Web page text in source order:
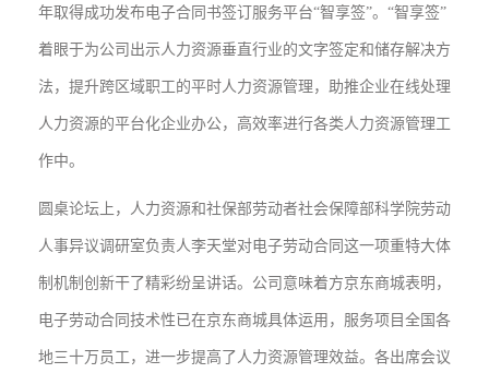
年取得成功发布电子合同书签订服务平台“智享签”。“智享签”
着眼于为公司出示人力资源垂直行业的文字签定和储存解决方
法，提升跨区域职工的平时人力资源管理，助推企业在线处理
人力资源的平台化企业办公，高效率进行各类人力资源管理工
作中。
圆桌论坛上，人力资源和社保部劳动者社会保障部科学院劳动
人事异议调研室负责人李天堂对电子劳动合同这一项重特大体
制机制创新干了精彩纷呈讲话。公司意味着方京东商城表明，
电子劳动合同技术性已在京东商城具体运用，服务项目全国各
地三十万员工，进一步提高了人力资源管理效益。各出席会议